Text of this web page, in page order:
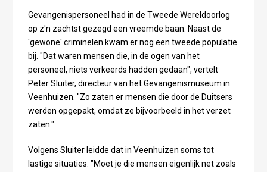
Gevangenispersoneel had in de Tweede Wereldoorlog
op z'n zachtst gezegd een vreemde baan. Naast de
'gewone' criminelen kwam er nog een tweede populatie
bij. "Dat waren mensen die, in de ogen van het
personeel, niets verkeerds hadden gedaan", vertelt
Peter Sluiter, directeur van het Gevangenismuseum in
Veenhuizen. "Zo zaten er mensen die door de Duitsers
werden opgepakt, omdat ze bijvoorbeeld in het verzet
zaten."
Volgens Sluiter leidde dat in Veenhuizen soms tot
lastige situaties. "Moet je die mensen eigenlijk net zoals